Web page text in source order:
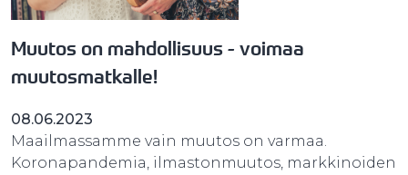
Muutos on mahdollisuus - voimaa
muutosmatkalle!
08.06.2023
Maailmassamme vain muutos on varmaa.
Koronapandemia, ilmastonmuutos, markkinoiden